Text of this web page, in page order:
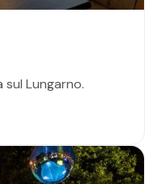
Lungarno.